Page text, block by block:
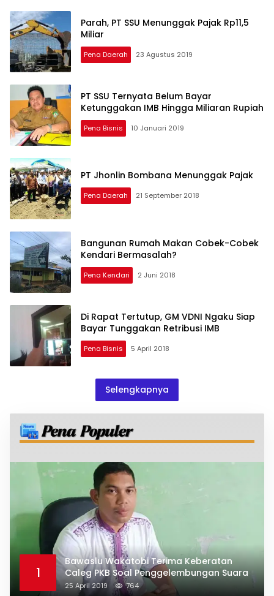
Parah, PT SSU Menunggak Pajak Rp11,5
Miliar
Pena Daerah 23 Agustus 2019
PT SSU Ternyata Belum Bayar
Ketunggakan IMB Hingga Miliaran Rupiah
Pena Bisnis 10 Januari 2019
PT Jhonlin Bombana Menunggak Pajak
Pena Daerah 21 September 2018
Bangunan Rumah Makan Cobek-Cobek
Kendari Bermasalah?
Pena Kendari 2 Juni 2018
Di Rapat Tertutup, GM VDNI Ngaku Siap
Bayar Tunggakan Retribusi IMB
Pena Bisnis 5 April 2018
Selengkapnya
1
Bawaslu Wakatobi Terima Keberatan
Caleg PKB Soal Penggelembungan Suara
25 April 2019 764